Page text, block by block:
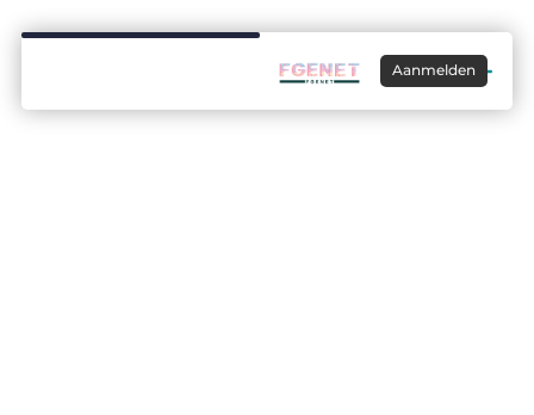
Aanmelden